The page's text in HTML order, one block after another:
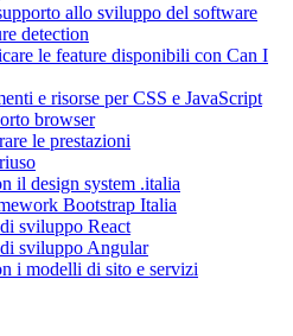
allo sviluppo del software
detection
le feature disponibili con Can I
e risorse per CSS e JavaScript
browser
le prestazioni
il design system .italia
Bootstrap Italia
sviluppo React
sviluppo Angular
i modelli di sito e servizi